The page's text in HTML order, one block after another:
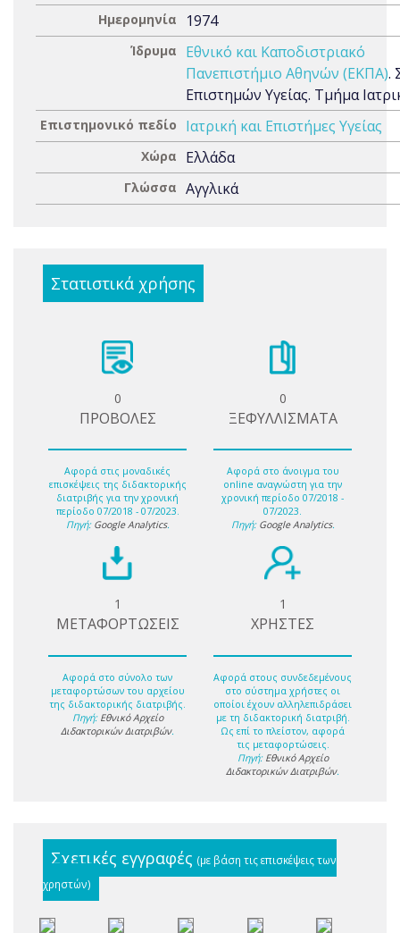
Ημερομηνία 1974
Ίδρυμα
Εθνικό και Καποδιστριακό
Πανεπιστήμιο Αθηνών (ΕΚΠΑ).
Επιστημών Υγείας. Τμήμα
Επιστημονικό πεδίο Ιατρική και Επιστήμες Υγείας
Χώρα Ελλάδα
Γλώσσα Αγγλικά
Στατιστικά χρήσης
0
ΠΡΟΒΟΛΕΣ
Αφορά στις μοναδικές
επισκέψεις της διδακτορικής
διατριβής για την χρονική
περίοδο 07/2018 - 07/2023.
Πηγή: Google Analytics.
0
ΞΕΦΥΛΛΙΣΜΑΤΑ
Αφορά στο άνοιγμα του
online αναγνώστη για την
χρονική περίοδο 07/2018 -
07/2023.
Πηγή: Google Analytics.
1
ΜΕΤΑΦΟΡΤΩΣΕΙΣ
Αφορά στο σύνολο των
μεταφορτώσων του αρχείου
της διδακτορικής διατριβής.
Πηγή: Εθνικό Αρχείο
Διδακτορικών Διατριβών.
1
ΧΡΗΣΤΕΣ
Αφορά στους συνδεδεμένους
στο σύστημα χρήστες οι
οποίοι έχουν αλληλεπιδράσει
με τη διδακτορική διατριβή.
Ως επί το πλείστον, αφορά
τις μεταφορτώσεις.
Πηγή: Εθνικό Αρχείο
Διδακτορικών Διατριβών.
Σχετικές εγγραφές (με βάση τις επισκέψεις των
χρηστών)